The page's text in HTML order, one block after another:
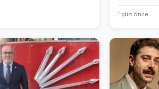
1 gün önce